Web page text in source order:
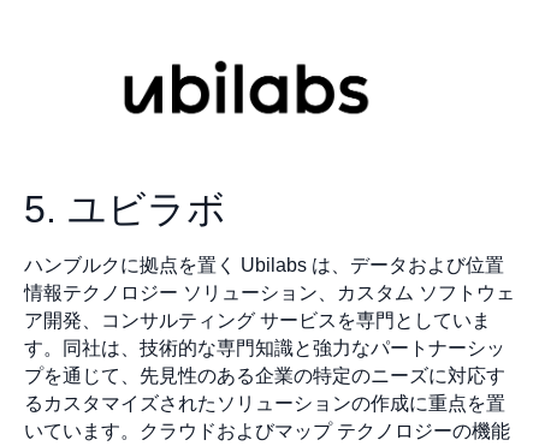
5. ユビラボ
ハンブルクに拠点を置く Ubilabs は、データおよび位置
情報テクノロジー ソリューション、カスタム ソフトウェ
ア開発、コンサルティング サービスを専門としていま
す。同社は、技術的な専門知識と強力なパートナーシッ
プを通じて、先見性のある企業の特定のニーズに対応す
るカスタマイズされたソリューションの作成に重点を置
いています。クラウドおよびマップ テクノロジーの機能